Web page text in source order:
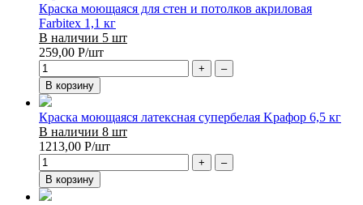
Краска моющаяся для стен и потолков акриловая
Farbitex 1,1 кг
В наличии 5 шт
259,00 Р/шт
+
–
В корзину
Краска моющаяся латексная супербелая Kрафор 6,5 кг
В наличии 8 шт
1213,00 Р/шт
+
–
В корзину